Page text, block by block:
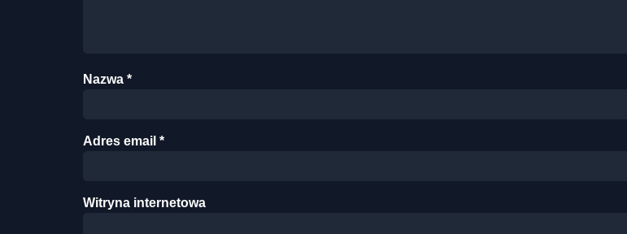
Nazwa *
Adres email *
Witryna internetowa